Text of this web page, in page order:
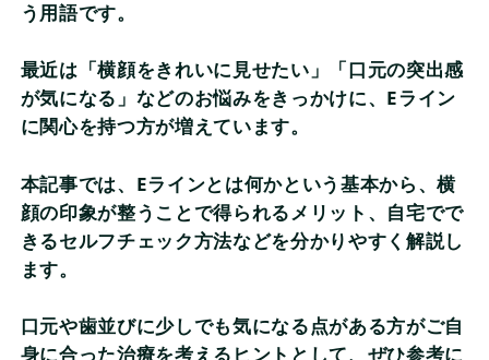
評価基準及び記事制作の流れ
う用語です。
最近は「横顔をきれいに見せたい」「口元の突出感
が気になる」などのお悩みをきっかけに、Eライン
に関心を持つ方が増えています。
本記事では、Eラインとは何かという基本から、横
顔の印象が整うことで得られるメリット、自宅でで
きるセルフチェック方法などを分かりやすく解説し
ます。
口元や歯並びに少しでも気になる点がある方がご自
身に合った治療を考えるヒントとして、ぜひ参考に